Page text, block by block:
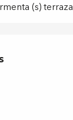
(s) terraza